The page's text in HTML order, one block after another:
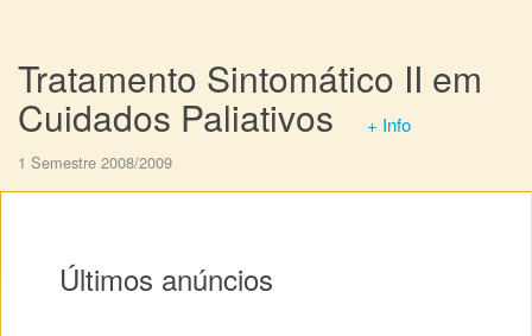
Tratamento Sintomático II em
Cuidados Paliativos + Info
1 Semestre 2008/2009
Últimos anúncios